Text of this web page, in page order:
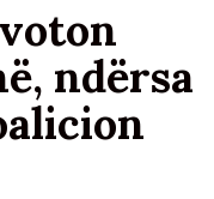
ndërsa